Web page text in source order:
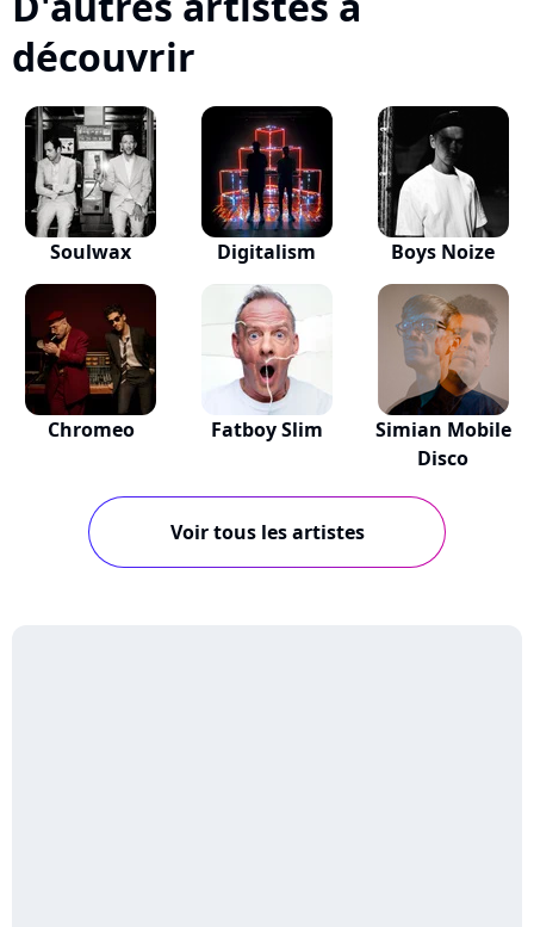
découvrir
Soulwax Digitalism Boys Noize
Chromeo Fatboy Slim
Simian Mobile
Disco
Voir tous les artistes